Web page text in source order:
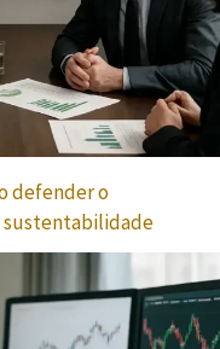
defender o
sustentabilidade